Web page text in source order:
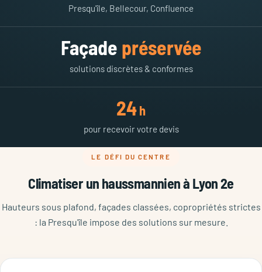
Presqu'île, Bellecour, Confluence
Façade préservée
solutions discrètes & conformes
24h
pour recevoir votre devis
LE DÉFI DU CENTRE
Climatiser un haussmannien à Lyon 2e
Hauteurs sous plafond, façades classées, copropriétés strictes
: la Presqu'île impose des solutions sur mesure.